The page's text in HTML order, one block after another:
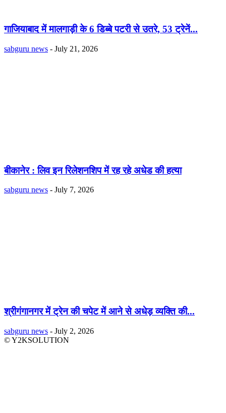
गाजियाबाद में मालगाड़ी के 6 डिब्बे पटरी से उतरे, 53 ट्रेनें...
sabguru news - July 21, 2026
बीकानेर : लिव इन रिलेशनशिप में रह रहे अधेड की हत्या
sabguru news - July 7, 2026
श्रीगंगानगर में ट्रेन की चपेट में आने से अधेड़ व्यक्ति की...
sabguru news - July 2, 2026
© Y2KSOLUTION